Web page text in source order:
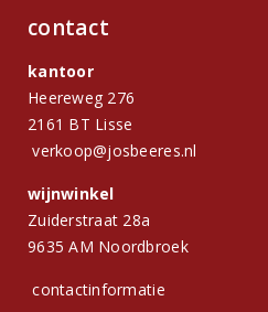
contact
kantoor
Heereweg 276
2161 BT Lisse
verkoop@josbeeres.nl
wijnwinkel
Zuiderstraat 28a
9635 AM Noordbroek
contactinformatie